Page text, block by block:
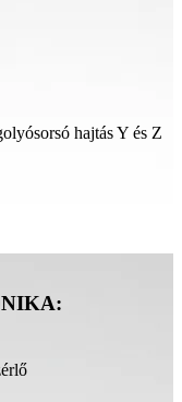
hajtás Y és Z